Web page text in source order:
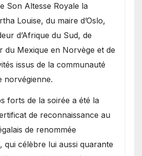
Son Altesse Royale la
Louise, du maire d’Oslo,
d’Afrique du Sud, de
du Mexique en Norvège et de
issus de la communauté
norvégienne.
forts de la soirée a été la
de reconnaissance au
de renommée
qui célèbre lui aussi quarante